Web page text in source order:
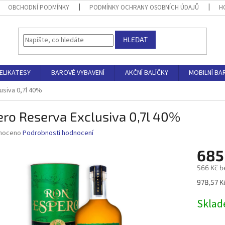
OBCHODNÍ PODMÍNKY PODMÍNKY OCHRANY OSOBNÍCH ÚDAJŮ
HLEDAT
BAROVÉ VYBAVENÍ AKČNÍ BALÍČKY MOBILNÍ
0,7l 40%
Reserva Exclusiva 0,7l 40%
Podrobnosti hodnocení
566 Kč
Měrná
978,57